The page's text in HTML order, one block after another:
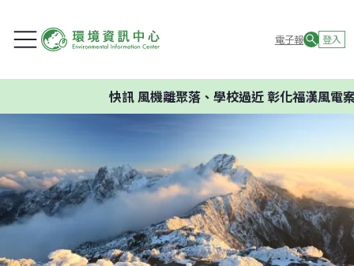
電子報 登入
風機離聚落、學校過近 彰化福漢風電案環委